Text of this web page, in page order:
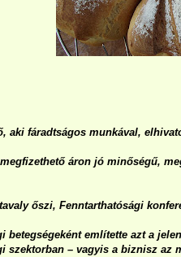
aki fáradtságos munkával,
áron jó minőségű,
őszi, Fenntarthatósági
betegségeként említette azt a
szektorban – vagyis a biznisz az